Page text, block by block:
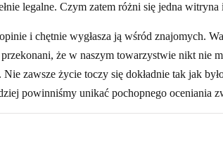
legalne. Czym zatem różni się jedna
i chętnie wygłasza ją wśród znajomych.
że w naszym towarzystwie nikt nie
zawsze życie toczy się dokładnie tak jak
powinniśmy unikać pochopnego oceniania